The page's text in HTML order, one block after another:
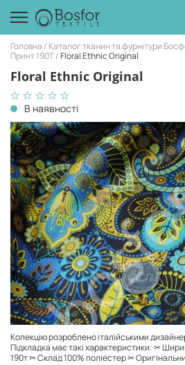
Головна Каталог тканин та фурнітури
Принт 190Т Floral Ethnic Original
Floral Ethnic Original
В наявності
Колекцію розроблено італійськими
Підкладка має такі характеристики: ✂
190т ✂ Склад 100% поліестер ✂